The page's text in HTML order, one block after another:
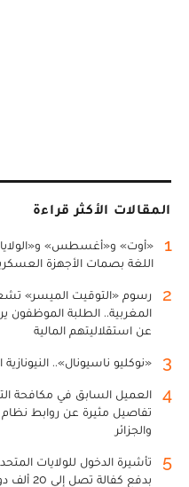
المقالات الأكثر قراءة
1
«أوت» و«أغسطس»
اللغة بصمات الأجهزة
2
رسوم «التوقيت الميسر»
المغربية.. الطلبة
عن استقلاليتهم المالية
3 «نوكليو ناسيونال»..
4
العميل السابق في مكافحة
تفاصيل مثيرة عن روابط نظام
والجزائر
5
بدفع كفالة تصل إلى 20 ألف دولار